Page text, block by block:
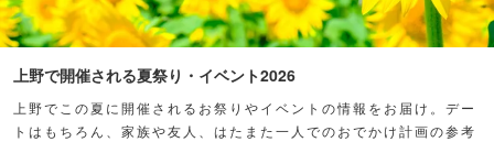
上野で開催される夏祭り・イベント2026
上野でこの夏に開催されるお祭りやイベントの情報をお届け。デー
トはもちろん、家族や友人、はたまた一人でのおでかけ計画の参考